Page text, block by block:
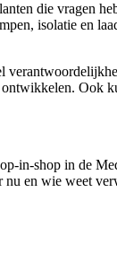
die vragen
isolatie en
Ook
in-shop in de
en wie weet